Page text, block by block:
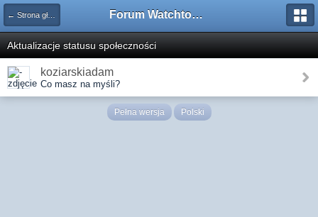
← Strona główna Forum Watchtower
Aktualizacje statusu społeczności
koziarskiadam
Co masz na myśli?
Pełna wersja Polski